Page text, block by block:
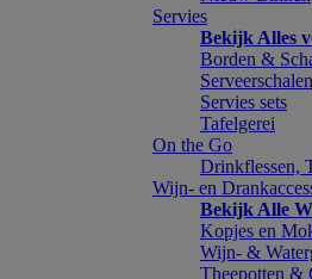
Servies
Bekijk Alles
Borden &
Serveerschalen
Servies sets
Tafelgerei
On the Go
Drinkflessen,
Wijn- en
Bekijk Alle
Kopjes en
Wijn- &
Theepotten &